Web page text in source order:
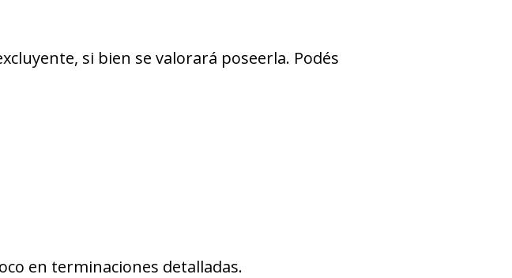
si bien se valorará poseerla. Podés
en terminaciones detalladas.